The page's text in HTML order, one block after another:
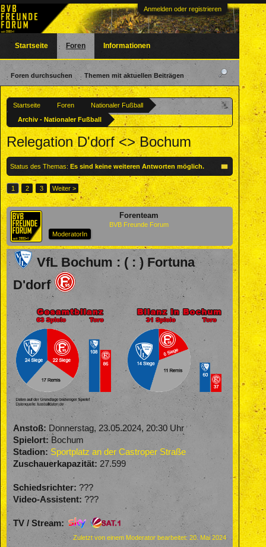
Anmelden oder registrieren
Startseite Foren
Nationaler Fußball
Archiv - Nationaler Fußball
Relegation D'dorf <> Bochum
Status des Themas: Es sind keine weiteren Antworten möglich.
1 2 3 Weiter >
Forenteam
BVB Freunde Forum
ModeratorIn
VfL Bochum : ( : ) Fortuna
D'dorf
Anstoß: Donnerstag, 23.05.2024, 20:30 Uhr
Spielort: Bochum
Stadion: Sportplatz an der Castroper Straße
Zuschauerkapazität: 27.599
Schiedsrichter: ???
Video-Assistent: ???
TV / Stream:
Zuletzt von einem Moderator bearbeitet:20. Mai 2024
Startseite Foren
Foren durchsuchen Themen mit aktuellen Beiträgen
Informationen